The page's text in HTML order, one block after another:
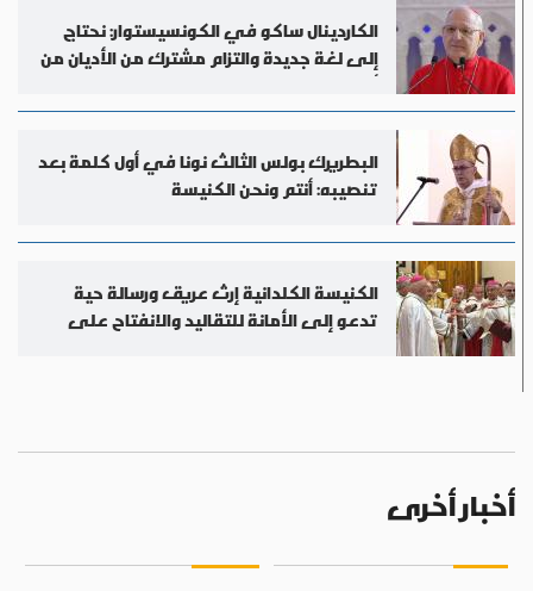
الكاردينال ساكو في الكونسيستوار: نحتاج
إلى لغة جديدة والتزام مشترك من الأديان من
أجل السلام
البطريرك بولس الثالث نونا في أول كلمة بعد
تنصيبه: أنتم ونحن الكنيسة
الكنيسة الكلدانية إرث عريق ورسالة حية
تدعو إلى الأمانة للتقاليد والانفتاح على
أخبار أخرى